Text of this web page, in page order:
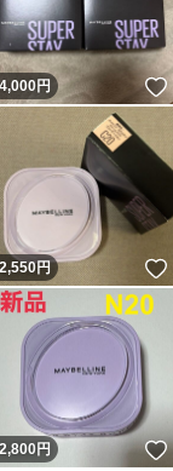
いね！
4,000円
いね！
2,550円
いね！
2,800円